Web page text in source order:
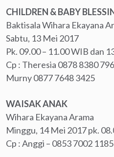
CHILDREN & BABY
Baktisala Wihara Ekayana
Sabtu, 13 Mei 2017
Pk. 09.00 – 11.00 WIB dan
Cp : Theresia ‪0878 8380
Murny ‪0877 7648 3425‬
WAISAK ANAK
Wihara Ekayana Arama
Minggu, 14 Mei 2017 pk.
Cp : Anggi – ‪0853 7002 1185‬